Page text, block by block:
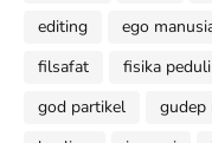
editing
ego
filsafat
fisika peduli
god partikel
gudep